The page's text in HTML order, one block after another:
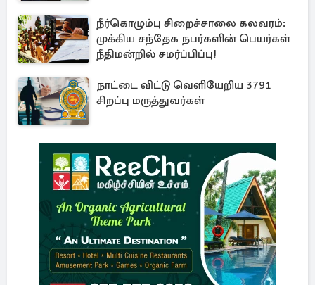
நீர்கொழும்பு சிறைச்சாலை கலவரம்:
முக்கிய சந்தேக நபர்களின் பெயர்கள்
நீதிமன்றில் சமர்ப்பிப்பு!
நாட்டை விட்டு வெளியேறிய 3791
சிறப்பு மருத்துவர்கள்